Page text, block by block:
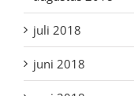
juli 2018
juni 2018